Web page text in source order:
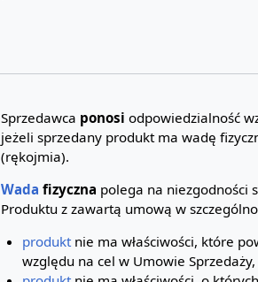
Sprzedawca ponosi odpowiedzialność
jeżeli sprzedany produkt ma wadę
(rękojmia).
Wada fizyczna polega na niezgodności
Produktu z zawartą umową w
produktnie ma właściwości, które
względu na cel w Umowie Sprzedaży,